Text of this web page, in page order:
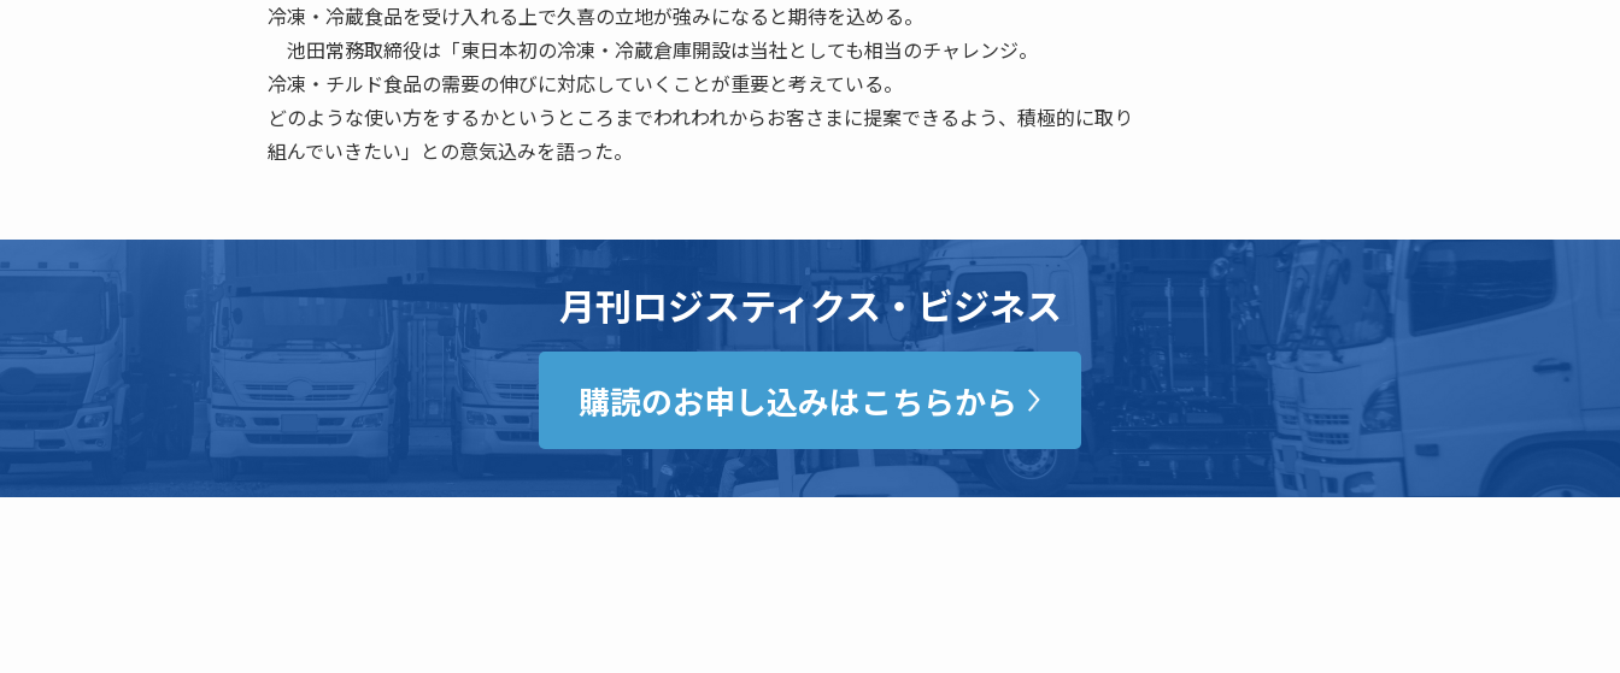
冷凍・冷蔵食品を受け入れる上で久喜の立地が強みになると期待を込める。
池田常務取締役は「東日本初の冷凍・冷蔵倉庫開設は当社としても相当のチャレンジ。
冷凍・チルド食品の需要の伸びに対応していくことが重要と考えている。
どのような使い方をするかというところまでわれわれからお客さまに提案できるよう、積極的に取り
組んでいきたい」との意気込みを語った。
月刊ロジスティクス・ビジネス
購読のお申し込みはこちらから